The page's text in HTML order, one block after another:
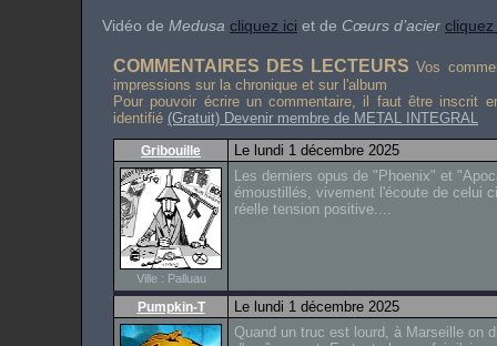
Vidéo de Medusa cliquez ici et de Cœurs d’acier cliquez
COMMENTAIRES DES LECTEURS Vos
impressions sur la chronique et sur l'album
Pour pouvoir écrire un commentaire, il faut être inscrit
identifié (Gratuit) Devenir membre de METAL INTEGRAL
Gribouille Le lundi 1 décembre 2025
Ville : Palluau
Les derniers opus de "Phoenix" et
émoustillés, vivement l'écoute de celui
réelle tension positive....
Pumpkin-T
Le lundi 1 décembre 2025
Quand un truc est lourd, à Marseille on